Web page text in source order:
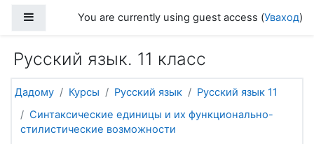
Side panelYou are currently using guest access (Уваход)
Русский язык. 11 класс
Дадому Курсы Русский язык
Русский язык 11
Синтаксические единицы и их функционально-
стилистические возможности